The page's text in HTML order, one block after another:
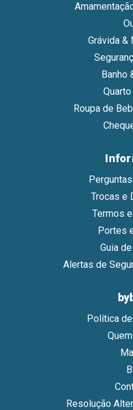
Grávida &
Banho
Roupa de
Trocas e
Termos
Portes
Guia
Alertas de
Política
Resolução